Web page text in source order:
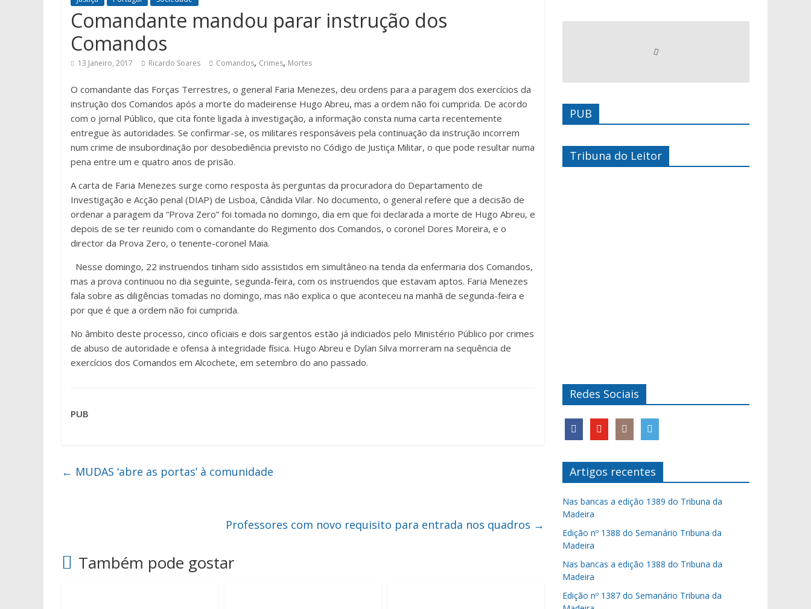
Comandante mandou parar instrução dos
Comandos
13 Janeiro, 2017 Ricardo Soares Comandos, Crimes, Mortes
O comandante das Forças Terrestres, o general Faria Menezes, deu ordens para a paragem dos exercícios da
instrução dos Comandos após a morte do madeirense Hugo Abreu, mas a ordem não foi cumprida. De acordo
com o jornal Público, que cita fonte ligada à investigação, a informação consta numa carta recentemente
entregue às autoridades. Se confirmar-se, os militares responsáveis pela continuação da instrução incorrem
num crime de insubordinação por desobediência previsto no Código de Justiça Militar, o que pode resultar numa
pena entre um e quatro anos de prisão.
A carta de Faria Menezes surge como resposta às perguntas da procuradora do Departamento de
Investigação e Acção penal (DIAP) de Lisboa, Cândida Vilar. No documento, o general refere que a decisão de
ordenar a paragem da “Prova Zero” foi tomada no domingo, dia em que foi declarada a morte de Hugo Abreu, e
depois de se ter reunido com o comandante do Regimento dos Comandos, o coronel Dores Moreira, e o
director da Prova Zero, o tenente-coronel Maia.
Nesse domingo, 22 instruendos tinham sido assistidos em simultâneo na tenda da enfermaria dos Comandos,
mas a prova continuou no dia seguinte, segunda-feira, com os instruendos que estavam aptos. Faria Menezes
fala sobre as diligências tomadas no domingo, mas não explica o que aconteceu na manhã de segunda-feira e
por que é que a ordem não foi cumprida.
No âmbito deste processo, cinco oficiais e dois sargentos estão já indiciados pelo Ministério Público por crimes
de abuso de autoridade e ofensa à integridade física. Hugo Abreu e Dylan Silva morreram na sequência de
exercícios dos Comandos em Alcochete, em setembro do ano passado.
PUB
← MUDAS ‘abre as portas’ à comunidade
Professores com novo requisito para entrada nos quadros →
Também pode gostar
PUB
Tribuna do Leitor
Redes Sociais
Artigos recentes
Nas bancas a edição 1389 do Tribuna da
Madeira
Edição nº 1388 do Semanário Tribuna da
Madeira
Nas bancas a edição 1388 do Tribuna da
Madeira
Edição nº 1387 do Semanário Tribuna da